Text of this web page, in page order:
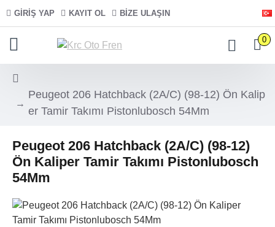
GIRIŞ YAP KAYIT OL BIZE ULAŞIN
0
Peugeot 206 Hatchback (2A/C) (98-12) Ön Kalip
er Tamir Takımı Pistonlubosch 54Mm
Peugeot 206 Hatchback (2A/C) (98-12)
Ön Kaliper Tamir Takımı Pistonlubosch
54Mm